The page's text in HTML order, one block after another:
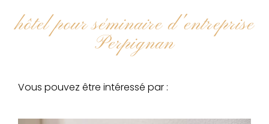
hôtel pour séminaire d'entreprise
Perpignan
Vous pouvez être intéressé par :